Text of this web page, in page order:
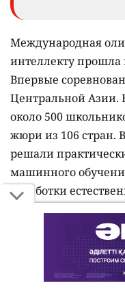
Международная
интеллекту прошла
Впервые
Центральной Азии.
около 500
жюри из 106 стран.
решали
машинного
обработки
направлений
По итогам
специальные